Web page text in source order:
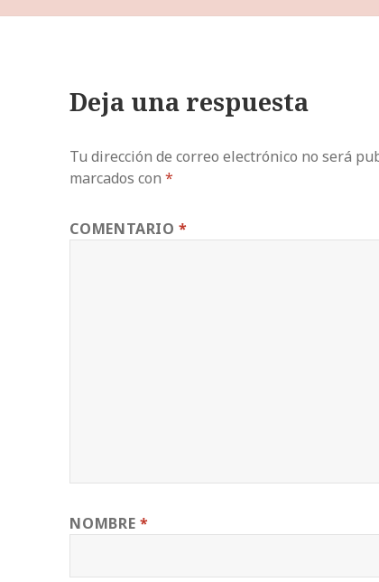
Deja una respuesta
Tu dirección de correo electrónico no será
marcados con*
COMENTARIO*
NOMBRE *